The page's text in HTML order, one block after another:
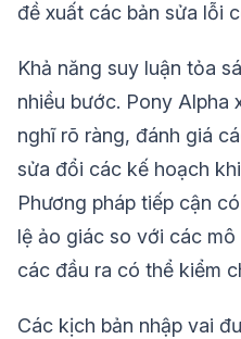
đề xuất các bản sửa lỗi
Khả năng suy luận tỏa
nhiều bước. Pony Alpha
nghĩ rõ ràng, đánh giá
sửa đổi các kế hoạch
Phương pháp tiếp cận
lệ ảo giác so với các
các đầu ra có thể kiểm
Các kịch bản nhập vai